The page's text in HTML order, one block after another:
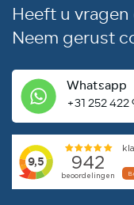
Heeft u
Neem gerust
Whatsapp
+31 252 422